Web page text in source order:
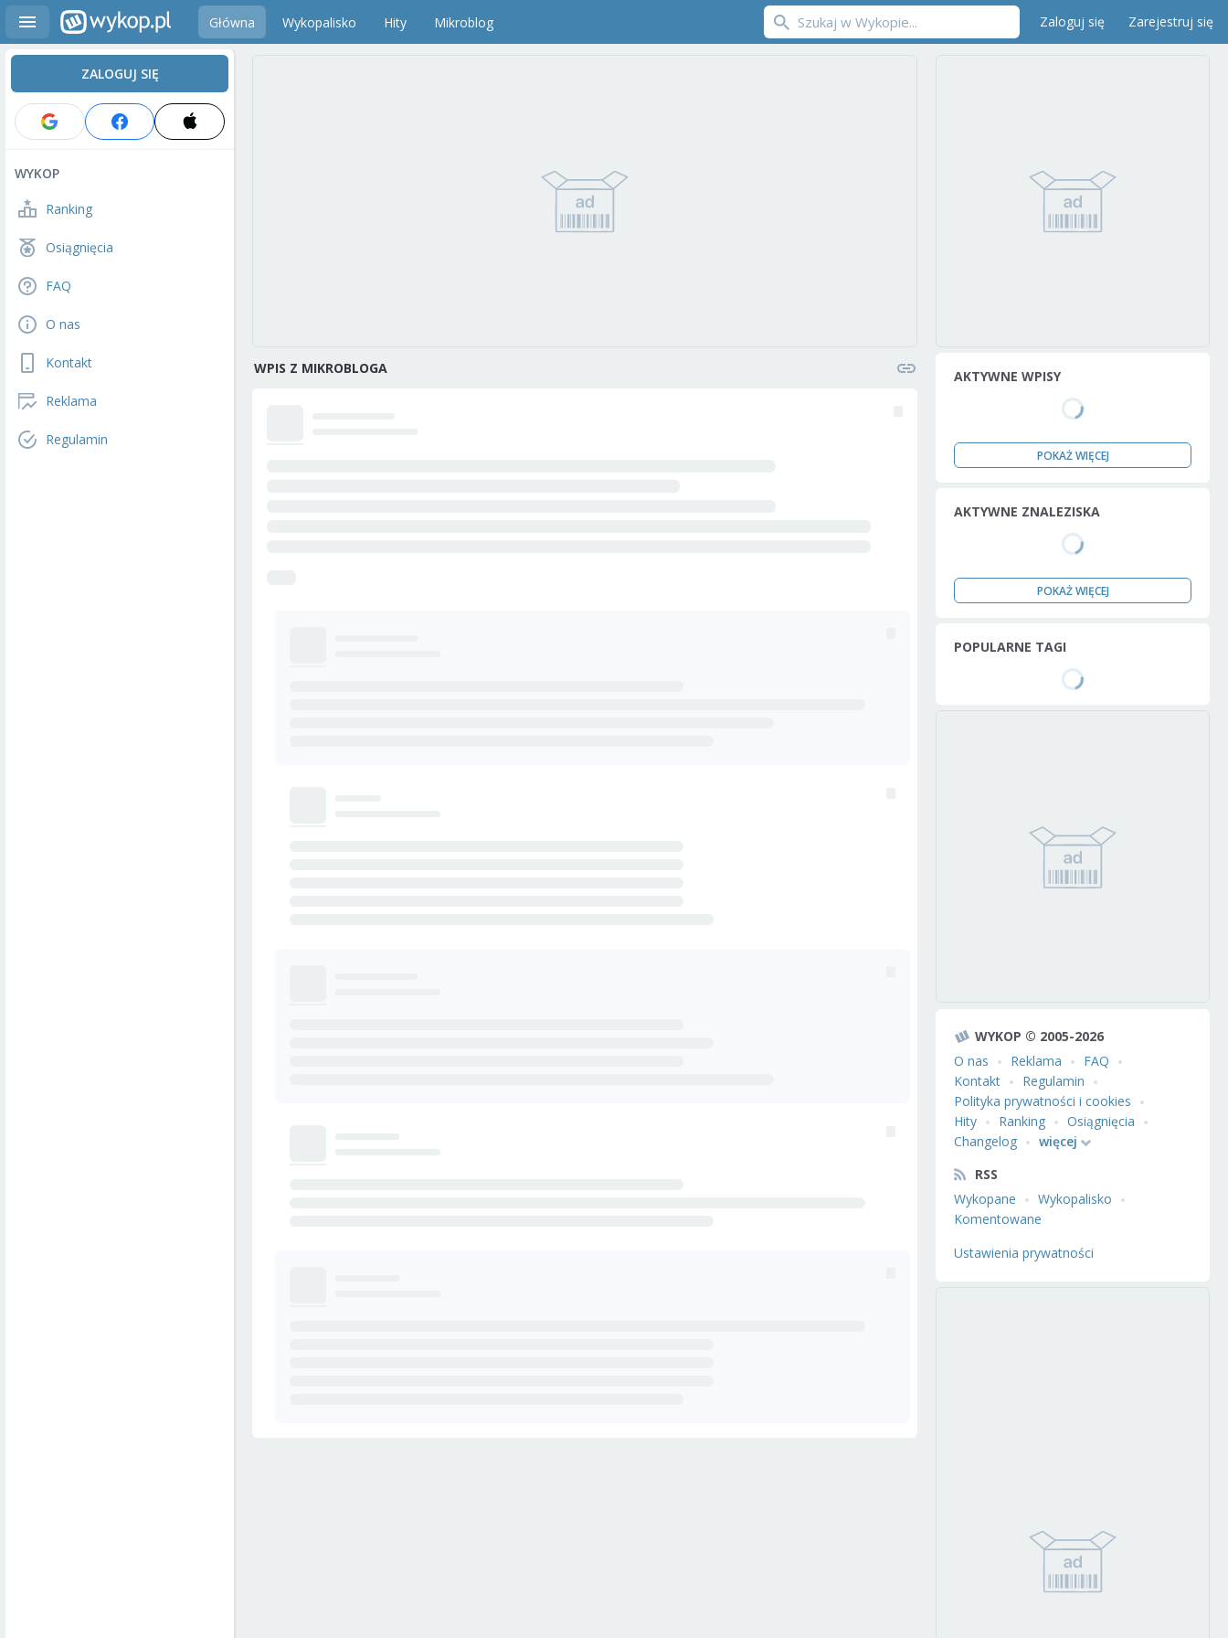
Główna Wykopalisko Hity Mikroblog Zaloguj się Zarejestruj się
ZALOGUJ SIĘ
WYKOP
Ranking
Osiągnięcia
FAQ
O nas
Kontakt
Reklama
Regulamin
WPIS Z MIKROBLOGA AKTYWNE WPISY
POKAŻ WIĘCEJ
AKTYWNE ZNALEZISKA
POKAŻ WIĘCEJ
POPULARNE TAGI
WYKOP © 2005-2026
O nas
Reklama
FAQ
Kontakt
Regulamin
Polityka prywatności i cookies
Hity
Ranking
Osiągnięcia
Changelog
więcej
RSS
Wykopane
Wykopalisko
Komentowane
Ustawienia prywatności